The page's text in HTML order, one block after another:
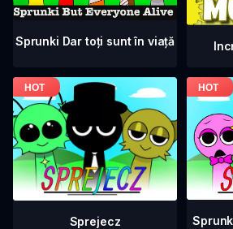
Sprunki Dar toți sunt în viață
Sprejecz